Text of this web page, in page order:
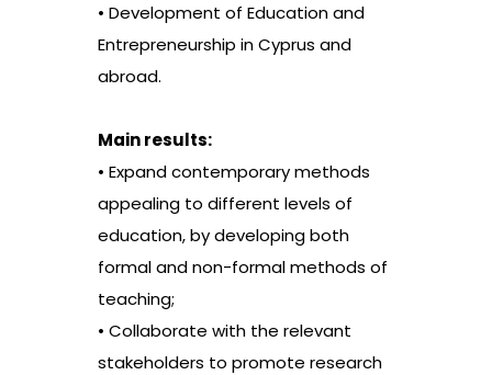
• Development of Education and
Entrepreneurship in Cyprus and
abroad.
Main results:
• Expand contemporary methods
appealing to different levels of
education, by developing both
formal and non-formal methods of
teaching;
• Collaborate with the relevant
stakeholders to promote research